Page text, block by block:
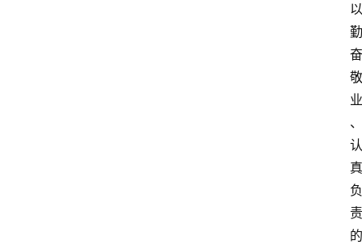
以
勤
奋
敬
业
、
认
真
负
责
的